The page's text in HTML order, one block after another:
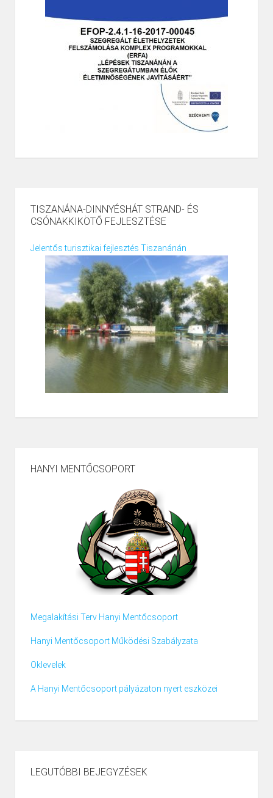
TISZANÁNA-DINNYÉSHÁT STRAND- ÉS
CSÓNAKKIKÖTŐ FEJLESZTÉSE
Jelentős turisztikai fejlesztés Tiszanánán
HANYI MENTŐCSOPORT
Megalakítási Terv Hanyi Mentőcsoport
Hanyi Mentőcsoport Működési Szabályzata
Oklevelek
A Hanyi Mentőcsoport pályázaton nyert eszközei
LEGUTÓBBI BEJEGYZÉSEK